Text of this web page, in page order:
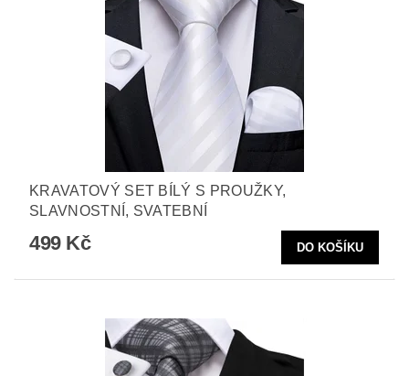
KRAVATOVÝ SET BÍLÝ S PROUŽKY,
SLAVNOSTNÍ, SVATEBNÍ
499 Kč